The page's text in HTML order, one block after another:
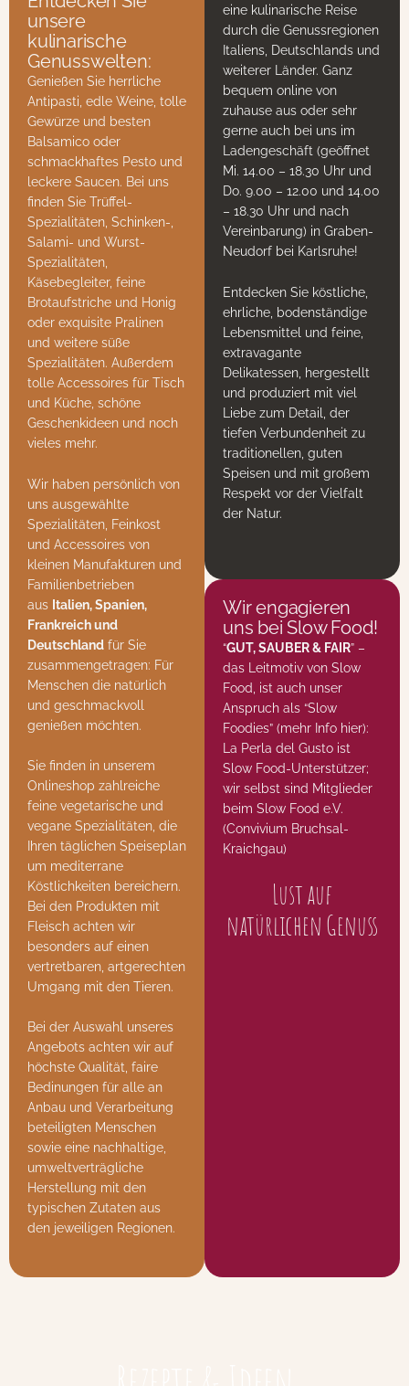
u
a
l
e
2
/
1
5
0
n
g
e
unsere
kulinarische
Genusswelten:
Genießen Sie herrliche
Antipasti, edle Weine, tolle
Gewürze und besten
Balsamico oder
schmackhaftes Pesto und
leckere Saucen. Bei uns
finden Sie Trüffel-
Spezialitäten, Schinken-,
Salami- und Wurst-
Spezialitäten,
Käsebegleiter, feine
Brotaufstriche und Honig
oder exquisite Pralinen
und weitere süße
Spezialitäten. Außerdem
tolle Accessoires für Tisch
und Küche, schöne
Geschenkideen und noch
vieles mehr.
Wir haben persönlich von
uns ausgewählte
Spezialitäten, Feinkost
und Accessoires von
kleinen Manufakturen und
Familienbetrieben
aus Italien, Spanien,
Frankreich und
Deutschland für Sie
zusammengetragen: Für
Menschen die natürlich
und geschmackvoll
genießen möchten.
Sie finden in unserem
Onlineshop zahlreiche
feine vegetarische und
vegane Spezialitäten, die
Ihren täglichen Speiseplan
um mediterrane
Köstlichkeiten bereichern.
Bei den Produkten mit
Fleisch achten wir
besonders auf einen
vertretbaren, artgerechten
Umgang mit den Tieren.
Bei der Auswahl unseres
Angebots achten wir auf
höchste Qualität, faire
Bedinungen für alle an
Anbau und Verarbeitung
beteiligten Menschen
sowie eine nachhaltige,
umweltverträgliche
Herstellung mit den
typischen Zutaten aus
den jeweiligen Regionen.
eine kulinarische Reise
durch die Genussregionen
Italiens, Deutschlands und
weiterer Länder. Ganz
bequem online von
zuhause aus oder sehr
gerne auch bei uns im
Ladengeschäft (geöffnet
Mi. 14.00 – 18.30 Uhr und
Do. 9.00 – 12.00 und 14.00
– 18.30 Uhr und nach
Vereinbarung) in Graben-
Neudorf bei Karlsruhe!
Entdecken Sie köstliche,
ehrliche, bodenständige
Lebensmittel und feine,
extravagante
Delikatessen, hergestellt
und produziert mit viel
Liebe zum Detail, der
tiefen Verbundenheit zu
traditionellen, guten
Speisen und mit großem
Respekt vor der Vielfalt
der Natur.
Wir engagieren
uns bei Slow Food!
“GUT, SAUBER & FAIR” –
das Leitmotiv von Slow
Food, ist auch unser
Anspruch als “Slow
Foodies” (mehr Info hier):
La Perla del Gusto ist
Slow Food-Unterstützer;
wir selbst sind Mitglieder
beim Slow Food e.V.
(Convivium Bruchsal-
Kraichgau)
Lust auf
natürlichen Genuss